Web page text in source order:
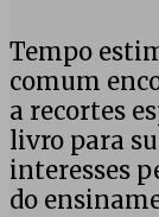
Tempo
comum
a recortes
livro para
interesses
do